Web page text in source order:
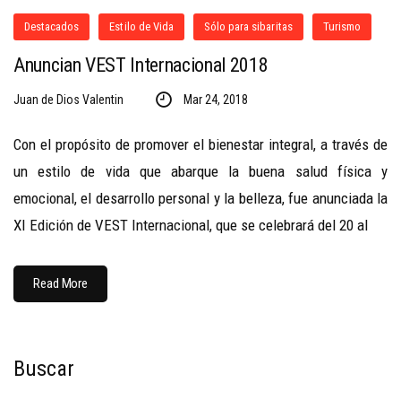
Destacados Estilo de Vida Sólo para sibaritas Turismo
Anuncian VEST Internacional 2018
Juan de Dios Valentin Mar 24, 2018
Con el propósito de promover el bienestar integral, a través de
un estilo de vida que abarque la buena salud física y
emocional, el desarrollo personal y la belleza, fue anunciada la
XI Edición de VEST Internacional, que se celebrará del 20 al
Read More
Buscar